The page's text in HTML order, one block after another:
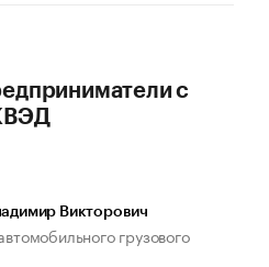
с
Викторович
грузового